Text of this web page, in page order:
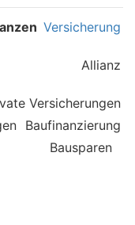
Versicherung
Allianz
Versicherungen
Baufinanzierung
Bausparen